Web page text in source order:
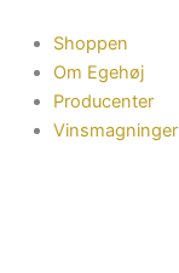
indholdet
Shoppen
Om Egehøj
Producenter
Vinsmagninger